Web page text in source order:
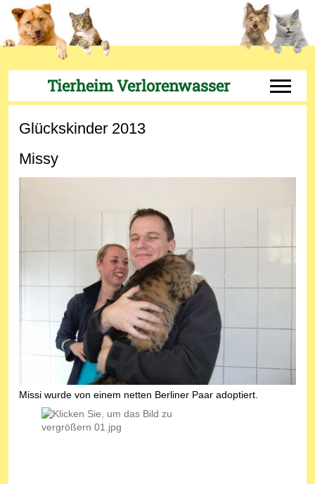
Tierheim Verlorenwasser Off-
Glückskinder 2013
Missy
Missi wurde von einem netten Berliner Paar adoptiert.